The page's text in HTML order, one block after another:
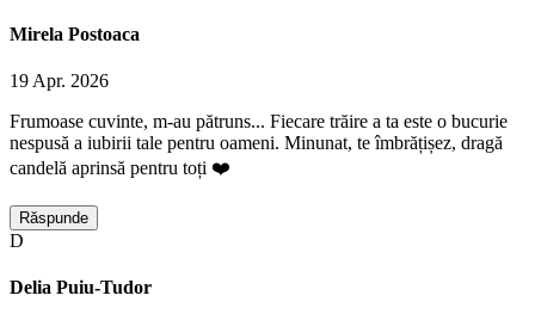
Mirela Postoaca
19 Apr. 2026
Frumoase cuvinte, m-au pătruns... Fiecare trăire a ta este o bucurie
nespusă a iubirii tale pentru oameni. Minunat, te îmbrățișez, dragă
candelă aprinsă pentru toți ❤️
Răspunde
D
Delia Puiu-Tudor